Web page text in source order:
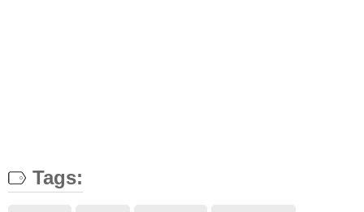
Tags: